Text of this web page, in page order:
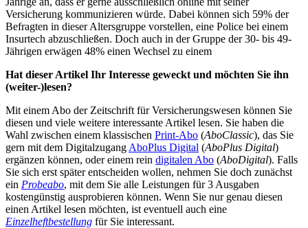
Versicherung kommunizieren würde. Dabei können sich 59% der
Befragten in dieser Altersgruppe vorstellen, eine Police bei einem
Insurtech abzuschließen. Doch auch in der Gruppe der 30- bis 49-
Jährigen erwägen 48% einen Wechsel zu einem
Hat dieser Artikel Ihr Interesse geweckt und möchten Sie ihn
(weiter-)lesen?
Mit einem Abo der Zeitschrift für Versicherungswesen können Sie
diesen und viele weitere interessante Artikel lesen. Sie haben die
Wahl zwischen einem klassischen Print-Abo (AboClassic), das Sie
gern mit dem Digitalzugang AboPlus Digital (AboPlus Digital)
ergänzen können, oder einem rein digitalen Abo (AboDigital). Falls
Sie sich erst später entscheiden wollen, nehmen Sie doch zunächst
ein Probeabo, mit dem Sie alle Leistungen für 3 Ausgaben
kostengünstig ausprobieren können. Wenn Sie nur genau diesen
einen Artikel lesen möchten, ist eventuell auch eine
Einzelheftbestellung für Sie interessant.